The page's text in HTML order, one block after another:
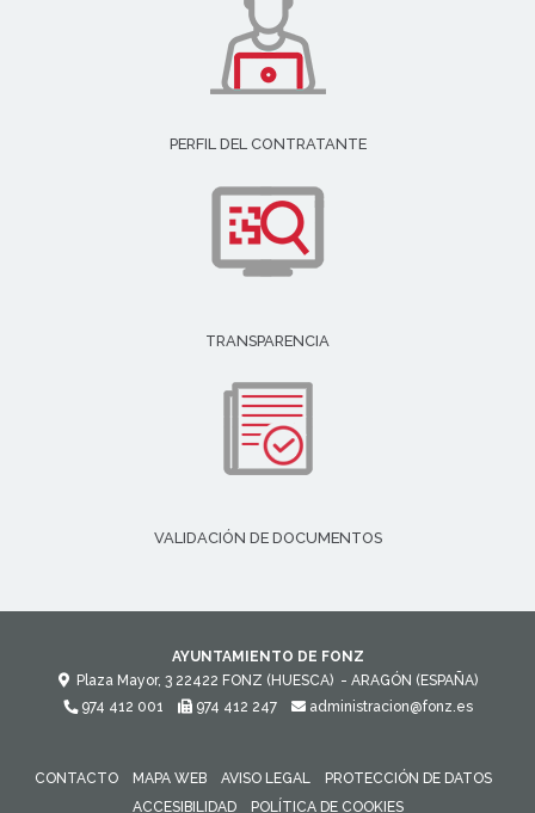
PERFIL DEL CONTRATANTE
TRANSPARENCIA
VALIDACIÓN DE DOCUMENTOS
AYUNTAMIENTO DE FONZ
Plaza Mayor, 3 22422 FONZ (HUESCA) - ARAGÓN (ESPAÑA)
974 412 001
974 412 247 administracion@fonz.es
CONTACTO MAPA WEB AVISO LEGAL
PROTECCIÓN DE DATOS
ACCESIBILIDAD
POLÍTICA DE COOKIES